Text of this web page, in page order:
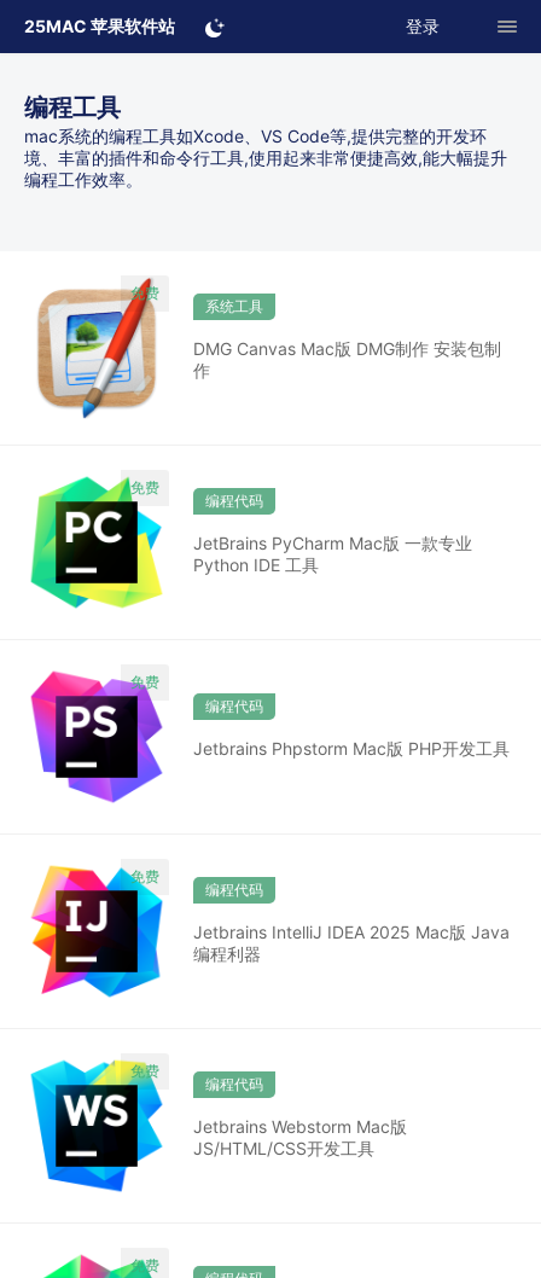
25MAC 苹果软件站 登录
编程工具
mac系统的编程工具如Xcode、VS Code等,提供完整的开发环
境、丰富的插件和命令行工具,使用起来非常便捷高效,能大幅提升
编程工作效率。
系统工具
DMG Canvas Mac版 DMG制作 安装包制
作
编程代码
JetBrains PyCharm Mac版 一款专业
Python IDE 工具
编程代码
Jetbrains Phpstorm Mac版 PHP开发工具
编程代码
Jetbrains IntelliJ IDEA 2025 Mac版 Java
编程利器
编程代码
Jetbrains Webstorm Mac版
JS/HTML/CSS开发工具